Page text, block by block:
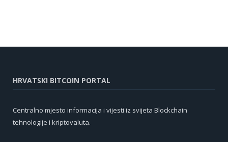
HRVATSKI BITCOIN PORTAL
Centralno mjesto informacija i vijesti iz svijeta Blockchain
tehnologije i kriptovaluta.